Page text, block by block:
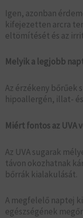
Igen, azonban
kifejezetten arcra
eltömítését és az
Melyik a legjobb
Az érzékeny bőrűek
hipoallergén, illat-
Miért fontos az UVA
Az UVA sugarak
távon okozhatnak
bőrrák kialakulását.
A megfelelő naptej
egészségének